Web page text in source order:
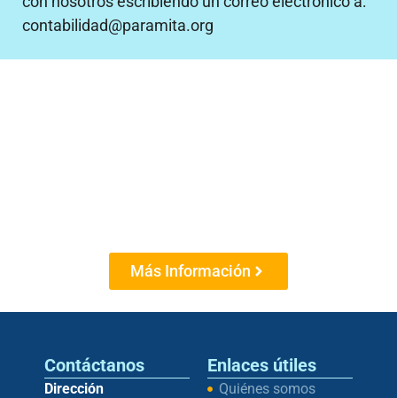
contabilidad@paramita.org
Más Información
Contáctanos
Dirección
Enlaces útiles
Quiénes somos